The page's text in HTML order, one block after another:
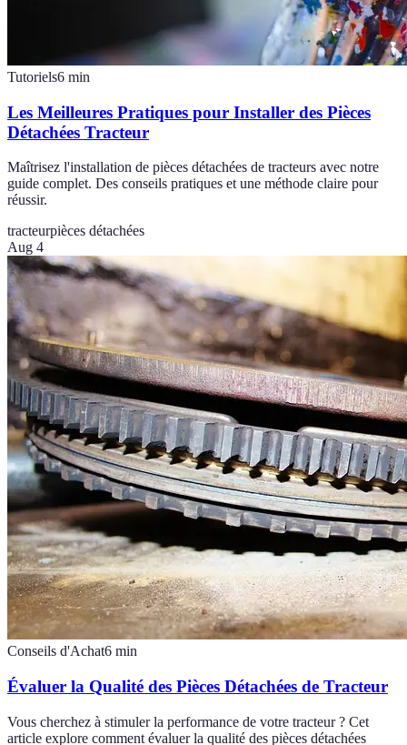
Tutoriels6 min
Les Meilleures Pratiques pour Installer des Pièces
Détachées Tracteur
Maîtrisez l'installation de pièces détachées de tracteurs avec notre
guide complet. Des conseils pratiques et une méthode claire pour
réussir.
tracteurpièces détachées
Aug 4
Conseils d'Achat6 min
Évaluer la Qualité des Pièces Détachées de Tracteur
Vous cherchez à stimuler la performance de votre tracteur ? Cet
article explore comment évaluer la qualité des pièces détachées